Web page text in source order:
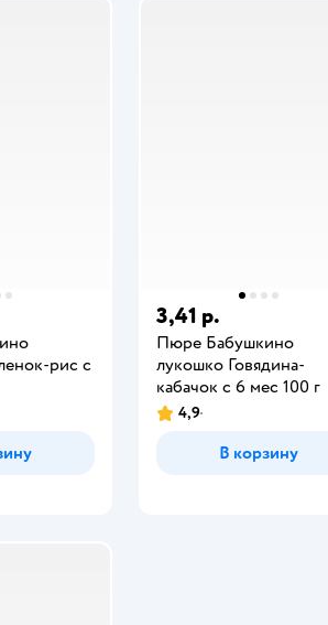
рис с
3,41 р.
Пюре Бабушкино
лукошко Говядина-
кабачок с 6 мес 100 г
4,9
В корзину